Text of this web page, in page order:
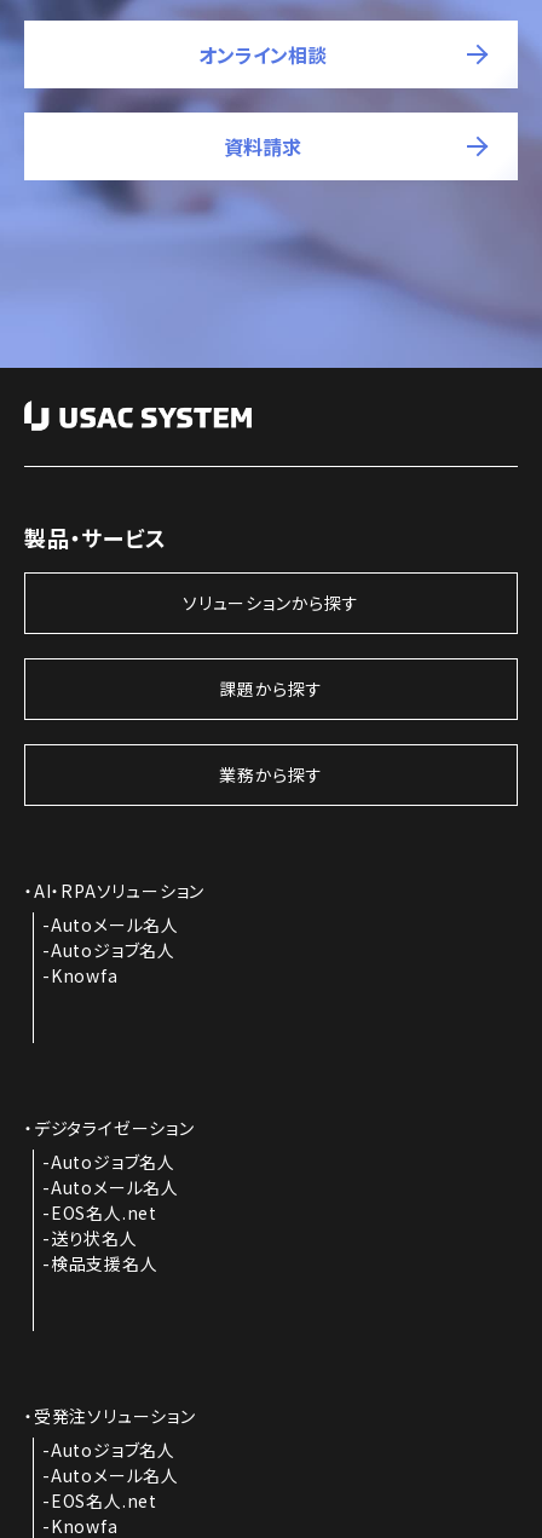
オンライン相談
資料請求
製品・サービス
ソリューションから探す
課題から探す
業務から探す
AI・RPAソリューション
Autoメール名人
Autoジョブ名人
Knowfa
デジタライゼーション
Autoジョブ名人
Autoメール名人
EOS名人.net
送り状名人
検品支援名人
受発注ソリューション
Autoジョブ名人
Autoメール名人
EOS名人.net
Knowfa